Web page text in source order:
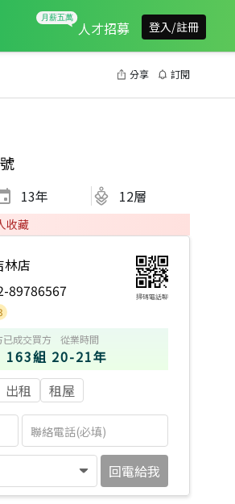
人才招募 登入/註冊
分享 訂閱
13年 12層
收藏
林店
89786567 掃碼電話聊
已成交買方
163組
從業時間
20-21年
出租 租屋
回電給我